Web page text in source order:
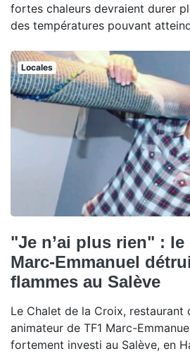
fortes chaleurs devraient durer
des températures pouvant
Locales
"Je n’ai plus rien" :
Marc-Emmanuel
flammes au Salève
Le Chalet de la Croix, restaurant
animateur de TF1 Marc-
fortement investi au Salève, en